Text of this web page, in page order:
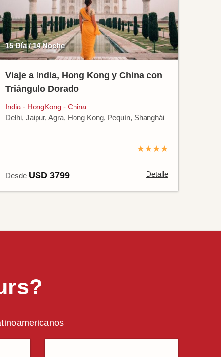
15 Día / 14 Noche
Viaje a India, Hong Kong y China con
Triángulo Dorado
India - HongKong - China
Delhi, Jaipur, Agra, Hong Kong, Pequín, Shanghái
★★★★
Desde USD 3799 Detalle